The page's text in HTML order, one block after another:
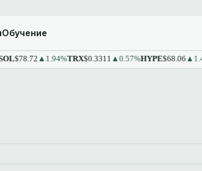
Обучение
▲1.94% TRX$0.3311▲0.57%HYPE$68.06▲1.43%